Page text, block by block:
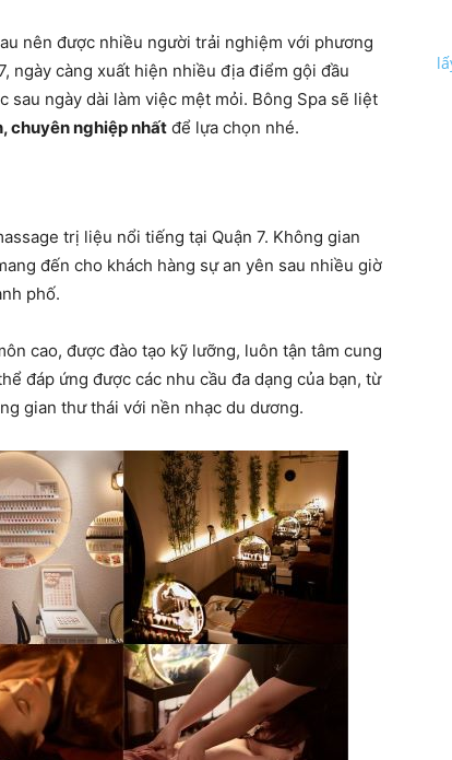
nên được nhiều người trải nghiệm với phương
ngày càng xuất hiện nhiều địa điểm gội đầu
ngày dài làm việc mệt mỏi. Bông Spa sẽ liệt
chuyên nghiệp nhất để lựa chọn nhé.
trị liệu nổi tiếng tại Quận 7. Không gian
đến cho khách hàng sự an yên sau nhiều giờ
phố.
cao, được đào tạo kỹ lưỡng, luôn tận tâm cung
đáp ứng được các nhu cầu đa dạng của bạn, từ
gian thư thái với nền nhạc du dương.